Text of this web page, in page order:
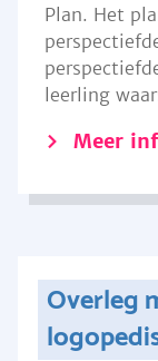
Plan. Het
leerling
Meer
Overleg